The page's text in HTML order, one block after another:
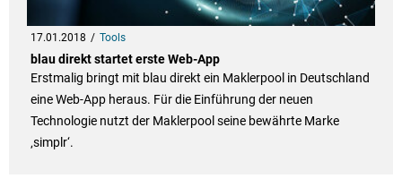
17.01.2018 Tools
blau direkt startet erste Web-App
Erstmalig bringt mit blau direkt ein Maklerpool in Deutschland
eine Web-App heraus. Für die Einführung der neuen
Technologie nutzt der Maklerpool seine bewährte Marke
‚simplr‘.